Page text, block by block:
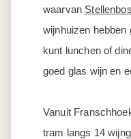
waarvan
wijnhuizen hebben
kunt lunchen of
goed glas wijn en
Vanuit
tram langs 14